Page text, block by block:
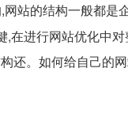
站的结构一般都是
,在进行网站优化中对
还。如何给自己的